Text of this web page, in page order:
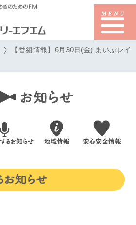
【番組情報】6月30日(金) まいぷレイ